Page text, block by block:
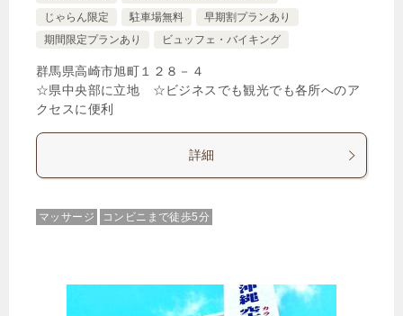
じゃらん限定
駐車場無料
早期割プランあり
期間限定プランあり
ビュッフェ・バイキング
群馬県高崎市旭町１２８－４
☆県中央部に立地 ☆ビジネスでも観光でも各所へのア
クセスに便利
詳細
マッサージ コンビニまで徒歩5分